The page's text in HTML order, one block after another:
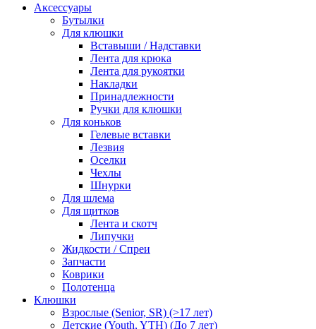
Аксессуары
Бутылки
Для клюшки
Вставыши / Надставки
Лента для крюка
Лента для рукоятки
Накладки
Принадлежности
Ручки для клюшки
Для коньков
Гелевые вставки
Лезвия
Оселки
Чехлы
Шнурки
Для шлема
Для щитков
Лента и скотч
Липучки
Жидкости / Спреи
Запчасти
Коврики
Полотенца
Клюшки
Взрослые (Senior, SR) (>17 лет)
Детские (Youth, YTH) (До 7 лет)